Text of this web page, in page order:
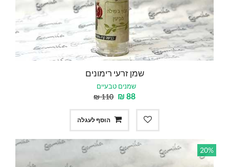
שמן זרעי רימונים
שמנים טבעיים
88
₪
110
₪
הוסף לעגלה
20%